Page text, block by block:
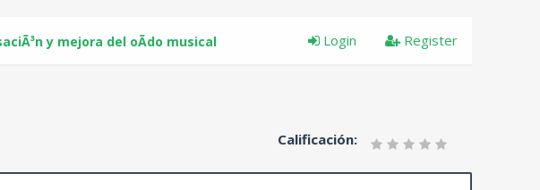
y mejora del oÃ­do musical Register
Login
Calificación: